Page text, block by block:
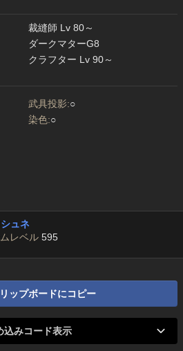
裁縫師 Lv 80～
ダークマターG8
クラフター Lv 90～
武具投影:○
染色:○
ュネ
レベル 595
ップボードにコピー
込みコード表示